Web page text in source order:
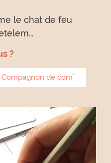
le chat de feu
?
Compagnon de com'